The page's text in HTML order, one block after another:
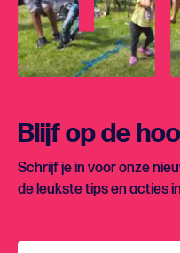
Blijf op de
Schrijf je in voor onze
de leukste tips en acties